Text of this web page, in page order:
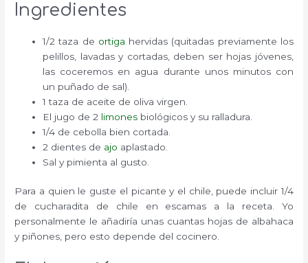
Ingredientes
1/2 taza de ortiga hervidas (quitadas previamente los
pelillos, lavadas y cortadas, deben ser hojas jóvenes,
las coceremos en agua durante unos minutos con
un puñado de sal).
1 taza de aceite de oliva virgen.
El jugo de 2 limones biológicos y su ralladura.
1/4 de cebolla bien cortada.
2 dientes de ajo aplastado.
Sal y pimienta al gusto.
Para a quien le guste el picante y el chile, puede incluir 1/4
de cucharadita de chile en escamas a la receta. Yo
personalmente le añadiría unas cuantas hojas de albahaca
y piñones, pero esto depende del cocinero.